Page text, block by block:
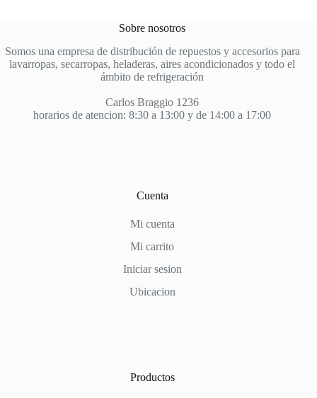
Sobre nosotros
Somos una empresa de distribución de repuestos y accesorios para
lavarropas, secarropas, heladeras, aires acondicionados y todo el
ámbito de refrigeración
Carlos Braggio 1236
horarios de atencion: 8:30 a 13:00 y de 14:00 a 17:00
Cuenta
Mi cuenta
Mi carrito
Iniciar sesion
Ubicacion
Productos